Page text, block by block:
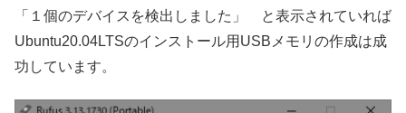
「１個のデバイスを検出しました」 と表示されていれば
Ubuntu20.04LTSのインストール用USBメモリの作成は成
功しています。